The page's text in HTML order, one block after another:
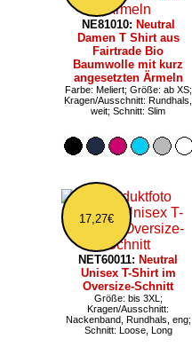
NE81010: Neutral
Damen T Shirt aus
Fairtrade Bio
Baumwolle mit kurz
angesetzten Ärmeln
Farbe: Meliert; Größe: ab XS;
Kragen/Ausschnitt: Rundhals,
weit; Schnitt: Slim
17,27€
NET60011: Neutral
Unisex T-Shirt im
Oversize-Schnitt
Größe: bis 3XL;
Kragen/Ausschnitt:
Nackenband, Rundhals, eng;
Schnitt: Loose, Long